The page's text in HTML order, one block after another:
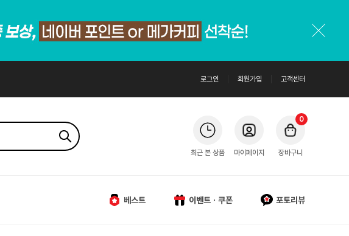
로그인 회원가입 고객센터
최근 본 상품 마이페이지 장바구니
0
베스트 이벤트ㆍ쿠폰 포토리뷰